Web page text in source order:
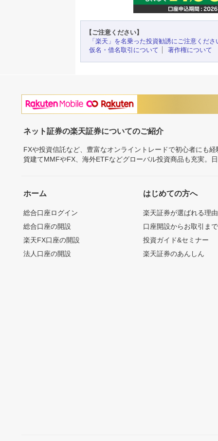
【ご注意ください】
「楽天」を名乗った投資勧誘にご注意くださ
仮名・借名取引について
著作権について
ネット証券の楽天証券についてのご紹介
FXや投資信託など、豊富なオンライントレードで初心者にも
貨建てMMFやFX、海外ETFなどグローバル投資商品も充実。
ホーム
総合口座ログイン
総合口座の開設
楽天FX口座の開設
法人口座の開設
はじめての方へ
楽天証券が選ばれる理由
口座開設からお取引ま
投資ガイド&セミナー
楽天証券のあんしん